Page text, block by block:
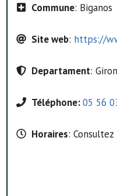
Commune: Biganos
Site web: https://
Departament:
Téléphone:05 56
Horaires: